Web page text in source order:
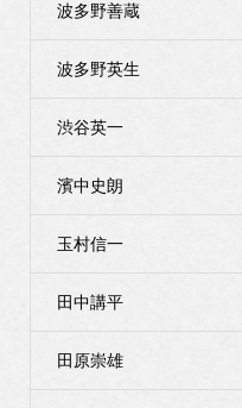
波多野善蔵
波多野英生
渋谷英一
濱中史朗
玉村信一
田中講平
田原崇雄